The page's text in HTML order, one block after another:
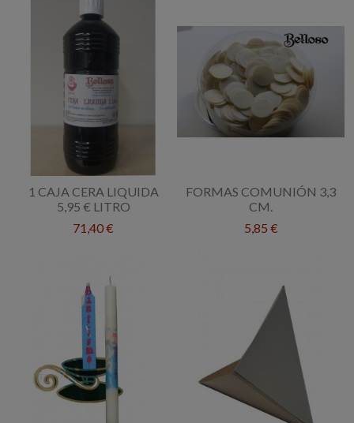
1 CAJA CERA LIQUIDA
5,95 € LITRO
71,40 €
FORMAS COMUNIÓN 3,3
CM.
5,85 €